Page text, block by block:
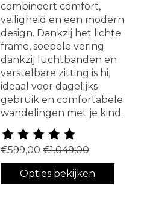
combineert comfort,
veiligheid en een modern
design. Dankzij het lichte
frame, soepele vering
dankzij luchtbanden en
verstelbare zitting is hij
ideaal voor dagelijks
gebruik en comfortabele
wandelingen met je kind.
De beoordeling van dit
€599,00 €1.049,00
Opties bekijken